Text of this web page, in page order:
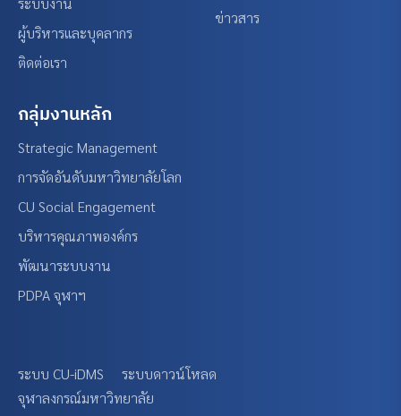
ผู้บริหารและบุคลากร
ติดต่อเรา
ข่าวสาร
กลุ่มงานหลัก
Strategic Management
การจัดอันดับมหาวิทยาลัยโลก
CU Social Engagement
บริหารคุณภาพองค์กร
พัฒนาระบบงาน
PDPA จุฬาฯ
ระบบ CU-iDMS
ระบบดาวน์โหลด
จุฬาลงกรณ์มหาวิทยาลัย